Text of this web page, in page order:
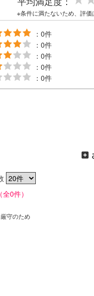
※条件に満たないため、評価
：0件
：0件
：0件
：0件
：0件
（全0件）
守のため